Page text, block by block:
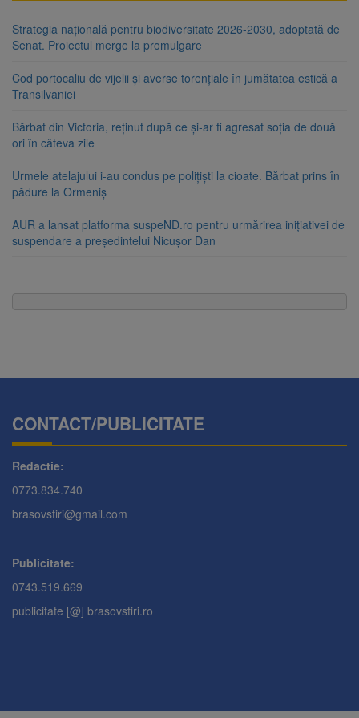
Strategia națională pentru biodiversitate 2026-2030, adoptată de
Senat. Proiectul merge la promulgare
Cod portocaliu de vijelii și averse torențiale în jumătatea estică a
Transilvaniei
Bărbat din Victoria, reținut după ce și-ar fi agresat soția de două
ori în câteva zile
Urmele atelajului i-au condus pe polițiști la cioate. Bărbat prins în
pădure la Ormeniș
AUR a lansat platforma suspeND.ro pentru urmărirea inițiativei de
suspendare a președintelui Nicușor Dan
CONTACT/PUBLICITATE
Redactie:
0773.834.740
brasovstiri@gmail.com
Publicitate:
0743.519.669
publicitate [@] brasovstiri.ro